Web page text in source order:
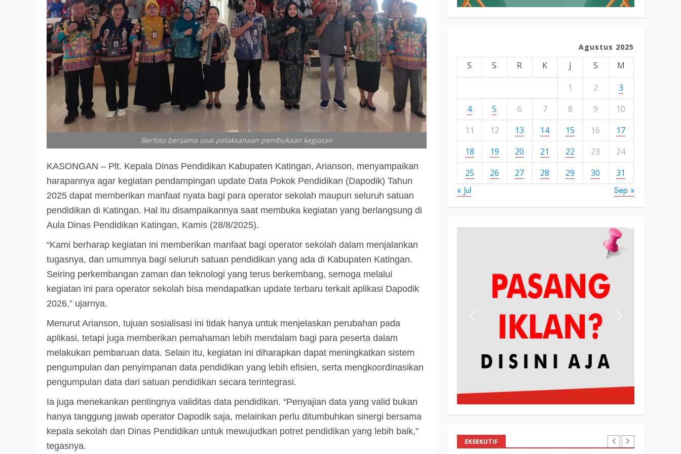
Berfoto bersama usai pelaksanaan pembukaan kegiatan
KASONGAN – Plt. Kepala Dinas Pendidikan Kabupaten Katingan, Arianson, menyampaikan
harapannya agar kegiatan pendampingan update Data Pokok Pendidikan (Dapodik) Tahun
2025 dapat memberikan manfaat nyata bagi para operator sekolah maupun seluruh satuan
pendidikan di Katingan. Hal itu disampaikannya saat membuka kegiatan yang berlangsung di
Aula Dinas Pendidikan Katingan, Kamis (28/8/2025).
“Kami berharap kegiatan ini memberikan manfaat bagi operator sekolah dalam menjalankan
tugasnya, dan umumnya bagi seluruh satuan pendidikan yang ada di Kabupaten Katingan.
Seiring perkembangan zaman dan teknologi yang terus berkembang, semoga melalui
kegiatan ini para operator sekolah bisa mendapatkan update terbaru terkait aplikasi Dapodik
2026,” ujarnya.
Menurut Arianson, tujuan sosialisasi ini tidak hanya untuk menjelaskan perubahan pada
aplikasi, tetapi juga memberikan pemahaman lebih mendalam bagi para peserta dalam
melakukan pembaruan data. Selain itu, kegiatan ini diharapkan dapat meningkatkan sistem
pengumpulan dan penyimpanan data pendidikan yang lebih efisien, serta mengkoordinasikan
pengumpulan data dari satuan pendidikan secara terintegrasi.
Ia juga menekankan pentingnya validitas data pendidikan. “Penyajian data yang valid bukan
hanya tanggung jawab operator Dapodik saja, melainkan perlu ditumbuhkan sinergi bersama
kepala sekolah dan Dinas Pendidikan untuk mewujudkan potret pendidikan yang lebih baik,”
tegasnya.
Agustus 2025
S S R K J S
M
1
2
3
4
5 6 7 8 9
10
11
12 13 14 15 16
17
18
19 20 21 22 23
24
25
26 27 28 29 30 31
« Jul Sep »
EKSEKUTIF